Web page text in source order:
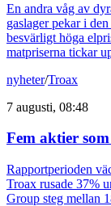
En andra våg av
gaslager pekar i
besvärligt höga
matpriserna tickar
nyheter/Troax
7 augusti, 08:48
Fem aktier
Rapportperioden
Troax rusade 37%
Group steg mellan